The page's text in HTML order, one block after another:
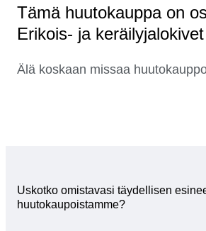
Tämä huutokauppa on
Erikois- ja keräilyjalokivet
Älä koskaan missaa
Uskotko omistavasi täydellisen
huutokaupoistamme?